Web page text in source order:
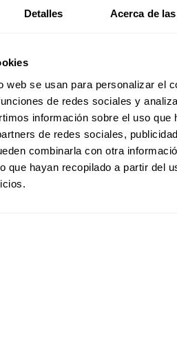
Detalles Acerca de
web se usan para personalizar el
de redes sociales y
información sobre el uso que
de redes sociales,
combinarla con otra
que hayan recopilado a partir del
llega la segunda
por temáticas diseñadas por